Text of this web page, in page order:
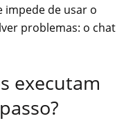
impede de usar o
problemas: o chat
executam